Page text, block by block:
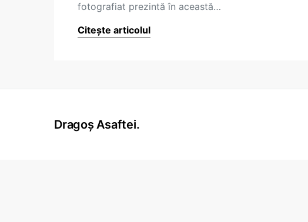
fotografiat prezintă în această…
Citește articolul
Dragoș Asaftei.